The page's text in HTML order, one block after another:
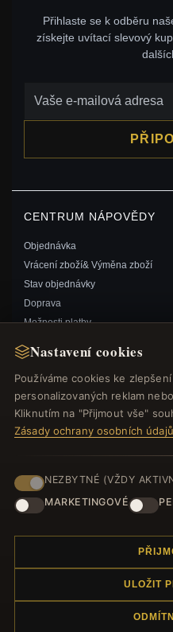
Nastavení cookies
Používáme cookies ke
personalizovaných reklam
Kliknutím na "Přijmout vše"
Zásady ochrany osobních údajů
NEZBYTNÉ (VŽDY
MARKETINGOVÉ
ULOŽIT
Přihlaste se k odběru
získejte uvítací slevový
CENTRUM NÁPOVĚDY
Objednávka
Vrácení zboží& Výměna zboží
Stav objednávky
Doprava
Možnosti platby
Kontaktujte nás
RYCHLÉ ODKAZY
Nové produkty
Speciální nabídky
Blog
Recenze
Přihlásit se
Náramek.com